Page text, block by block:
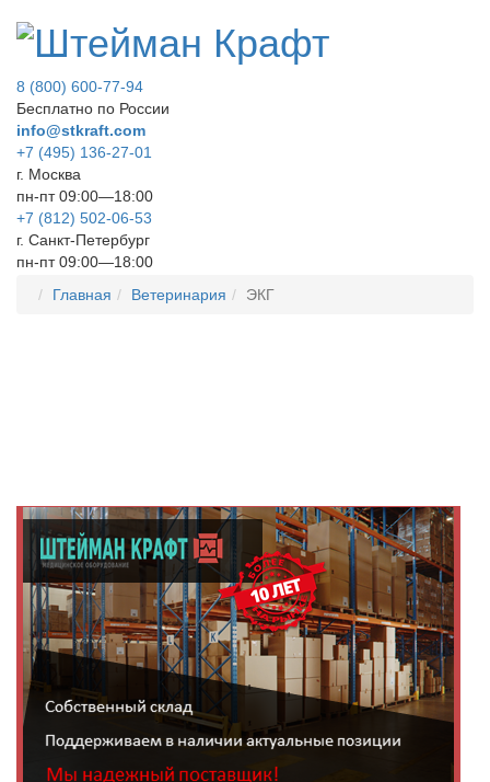
8 (800) 600-77-94
Бесплатно по России
info@stkraft.com
+7 (495) 136-27-01
г. Москва
пн-пт 09:00—18:00
+7 (812) 502-06-53
г. Санкт-Петербург
пн-пт 09:00—18:00
Главная
Ветеринария ЭКГ